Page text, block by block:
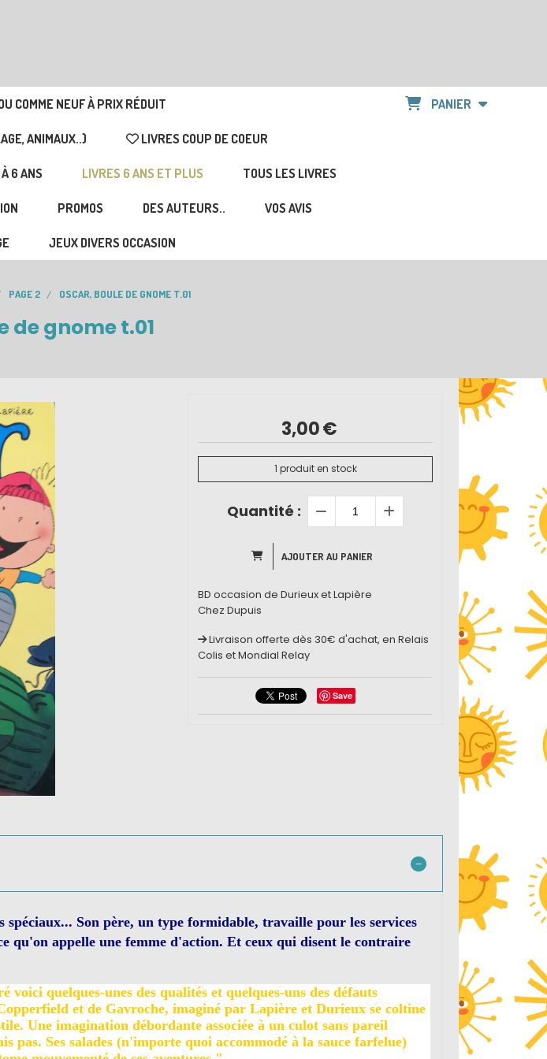
COMME NEUF À PRIX RÉDUIT
ANIMAUX..) LIVRES COUP DE COEUR
6 ANS LIVRES 6 ANS ET PLUS TOUS LES LIVRES
PROMOS DES AUTEURS.. VOS AVIS
JEUX DIVERS OCCASION
PANIER
PAGE 2 OSCAR, BOULE DE GNOME T.01
de gnome t.01
3,00€
1 produit en stock
Quantité :
AJOUTER AU PANIER
BD occasion de Durieux et Lapière
Chez Dupuis
Livraison offerte dès 30€ d'achat, en Relais
Colis et Mondial Relay
Save
Son père, un type formidable, travaille pour les services
qu'on appelle une femme d'action. Et ceux qui disent le contraire
quelques-unes des qualités et quelques-uns des défauts
et de Gavroche, imaginé par Lapière et Durieux se coltine
Une imagination débordante associée à un culot sans pareil
pas. Ses salades (n'importe quoi accommodé à la sauce farfelue)